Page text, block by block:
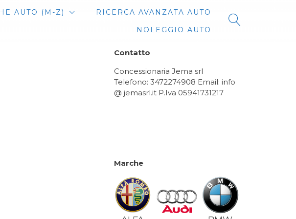
AUTO (M-Z)
RICERCA AVANZATA AUTO
NOLEGGIO AUTO
Contatto
Concessionaria Jema srl
Telefono: 3472274908 Email: info
@ jemasrl.it P.Iva 05941731217
Marche